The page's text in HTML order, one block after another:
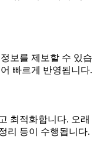
보를 제보할 수 있습
빠르게 반영됩니다.
최적화합니다. 오래
리 등이 수행됩니다.